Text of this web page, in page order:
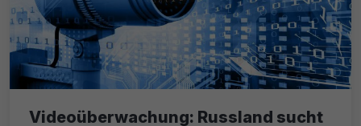
Videoüberwachung: Russland sucht